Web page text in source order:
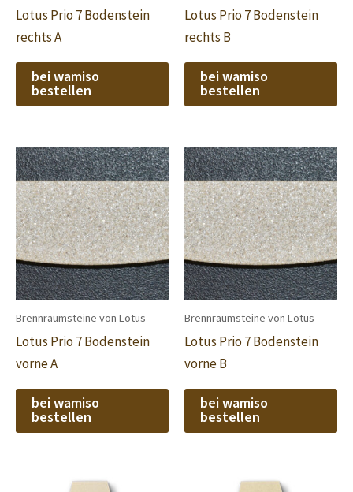
Lotus Prio 7 Bodenstein
rechts A
bei wamiso
bestellen
Lotus Prio 7 Bodenstein
rechts B
bei wamiso
bestellen
Brennraumsteine von Lotus
Lotus Prio 7 Bodenstein
vorne A
bei wamiso
bestellen
Brennraumsteine von Lotus
Lotus Prio 7 Bodenstein
vorne B
bei wamiso
bestellen